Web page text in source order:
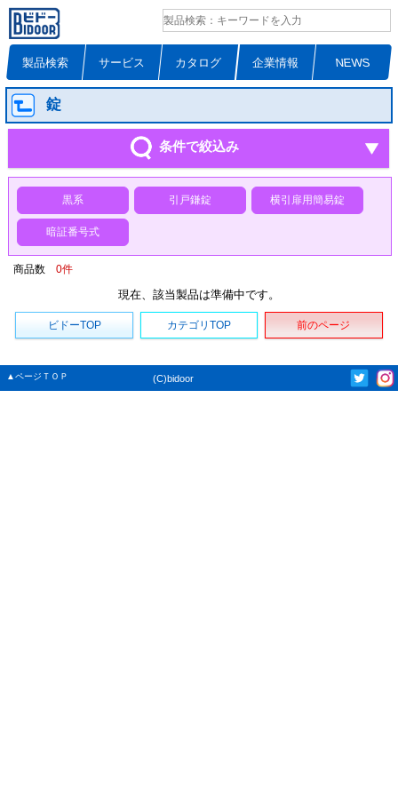
製品検索 サービス カタログ 企業情報 NEWS
錠
条件で絞込み
黒系 引戸鎌錠 横引扉用簡易錠
暗証番号式
商品数 0件
現在、該当製品は準備中です。
ビドーTOP カテゴリTOP 前のページ
▲ページＴＯＰ (C)bidoor